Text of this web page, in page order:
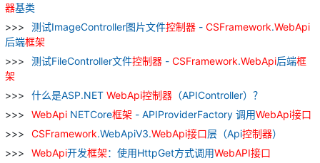
器基类
测试ImageController图片文件控制器 - CSFramework.WebApi
后端框架
测试FileController文件控制器 - CSFramework.WebApi后端框
架
什么是ASP.NET WebApi控制器 （APIController）？
WebApi NETCore框架 - APIProviderFactory 调用WebApi接口
CSFramework.WebApiV3.WebApi接口层（Api控制器）
WebApi开发框架：使用HttpGet方式调用WebAPI接口